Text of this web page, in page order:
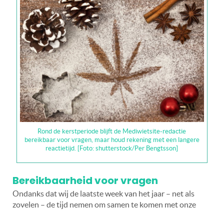
Rond de kerstperiode blijft de Mediwietsite-redactie
bereikbaar voor vragen, maar houd rekening met een langere
reactietijd. [Foto: shutterstock/Per Bengtsson]
Bereikbaarheid voor vragen
Ondanks dat wij de laatste week van het jaar – net als
zovelen – de tijd nemen om samen te komen met onze